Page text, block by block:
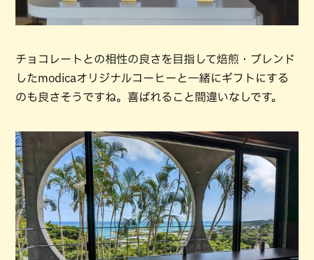
チョコレートとの相性の良さを目指して焙煎・ブレンド
したmodicaオリジナルコーヒーと一緒にギフトにする
のも良さそうですね。喜ばれること間違いなしです。